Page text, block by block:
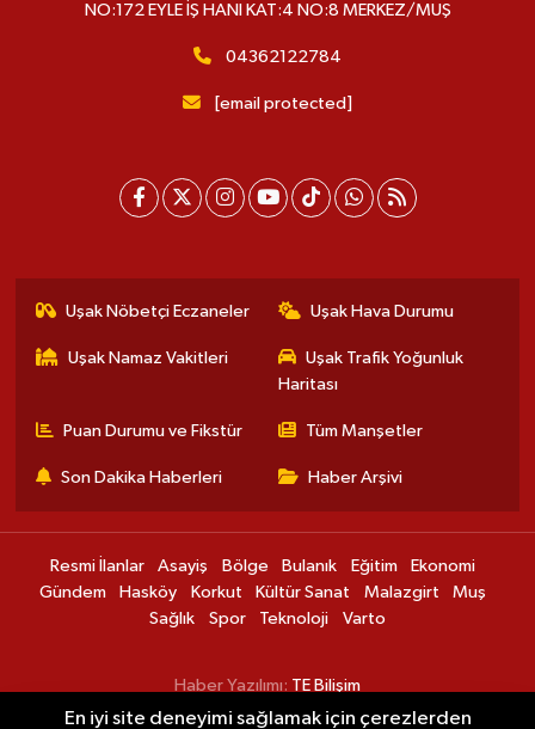
NO:172 EYLE İŞ HANI KAT:4 NO:8 MERKEZ/MUŞ
04362122784
[email protected]
Uşak Nöbetçi Eczaneler Uşak Hava Durumu
Uşak Namaz Vakitleri
Uşak Trafik Yoğunluk
Haritası
Puan Durumu ve Fikstür Tüm Manşetler
Son Dakika Haberleri Haber Arşivi
Resmi İlanlar Asayiş Bölge Bulanık Eğitim
Ekonomi
Gündem
Hasköy Korkut Kültür Sanat Malazgirt
Muş
Sağlık
Spor Teknoloji Varto
Haber Yazılımı: TE Bilişim
En iyi site deneyimi sağlamak için çerezlerden